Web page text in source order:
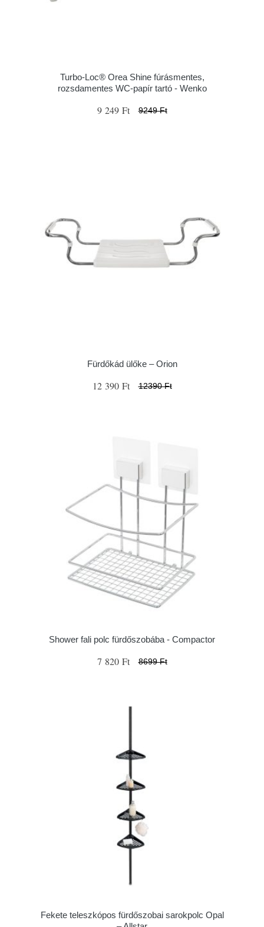
Turbo-Loc® Orea Shine fúrásmentes,
rozsdamentes WC-papír tartó - Wenko
9 249 Ft 9249 Ft
Fürdőkád ülőke – Orion
12 390 Ft 12390 Ft
Shower fali polc fürdőszobába - Compactor
7 820 Ft 8699 Ft
Fekete teleszkópos fürdőszobai sarokpolc Opal